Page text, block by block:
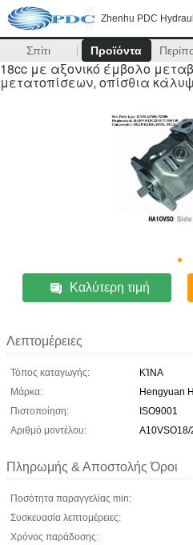
Zhenhu PDC
Σπίτι Προϊόντα
18cc με αξονικό έμβολο
μετατοπίσεων, οπίσθια
Καλύτερη τιμή
Λεπτομέρειες
Τόπος καταγωγής:
ΚΊΝΑ
Μάρκα:
Hengyuan
Πιστοποίηση:
ISO9001
Αριθμό μοντέλου:
Πληρωμής & Αποστολής Όροι
Ποσότητα παραγγελίας min:
Συσκευασία λεπτομέρειες:
Χρόνος παράδοσης: